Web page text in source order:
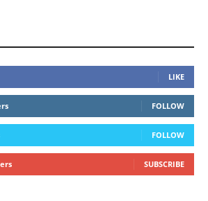
LIKE
FOLLOW
FOLLOW
SUBSCRIBE